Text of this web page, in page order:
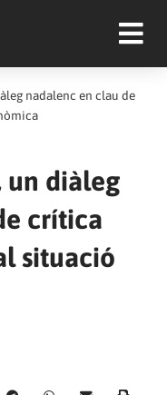
nadalenc en clau de
un diàleg
crítica
situació